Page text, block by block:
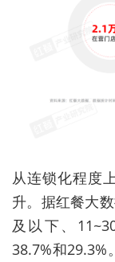
从连锁化程度
升。据红餐大
及以下、
38.7%和